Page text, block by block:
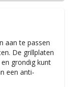
aan te passen
De grillplaten
grondig kunt
een anti-